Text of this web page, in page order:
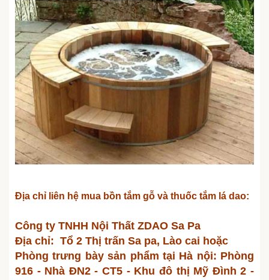
Địa chỉ liên hệ mua bồn tắm gỗ và thuốc tắm lá dao:
Công ty TNHH Nội Thất ZDAO Sa Pa
Địa chỉ: Tổ 2 Thị trấn Sa pa, Lào cai hoặc
Phòng trưng bày sản phẩm tại Hà nội: Phòng
916 - Nhà ĐN2 - CT5 - Khu đô thị Mỹ Đình 2 -